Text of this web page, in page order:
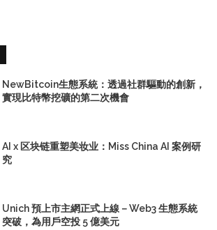
NewBitcoin生態系統：透過社群驅動的創新，
實現比特幣挖礦的第二次機會
AI x 区块链重塑美妆业：Miss China AI 案例研
究
Unich 預上市主網正式上線－Web3 生態系統
突破，為用戶空投 5 億美元